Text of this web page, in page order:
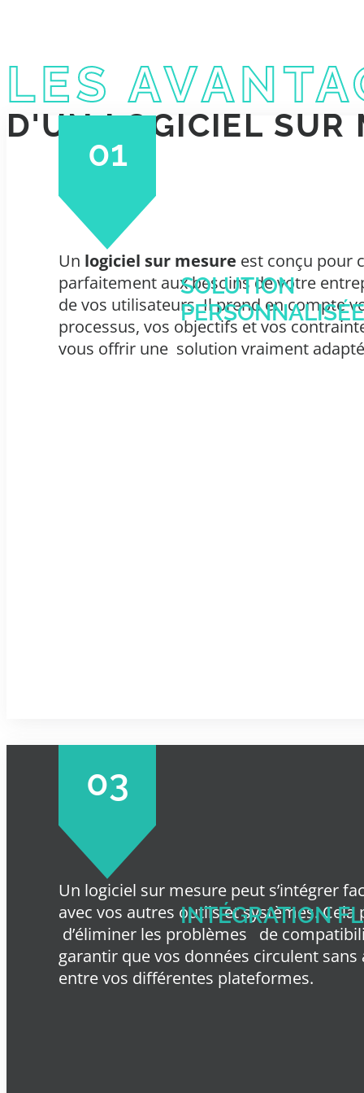
LES
D'UN LOGICIEL SUR
01
SOLUTION
PERSONNALISÉE
Un logiciel sur mesure est conçu pour
parfaitement aux besoins de votre
de vos utilisateurs. Il prend en compte
processus, vos objectifs et vos
vous offrir une solution vraiment
03
INTÉGRATION
Un logiciel sur mesure peut s’intégrer
avec vos autres outils et systèmes. Cela
d’éliminer les problèmes
de
garantir que vos données circulent sans
entre vos différentes plateformes.